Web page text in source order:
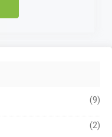
(9)
(2)